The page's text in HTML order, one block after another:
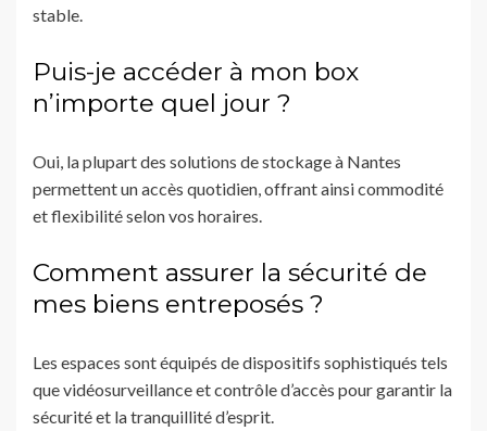
stable.
Puis-je accéder à mon box
n’importe quel jour ?
Oui, la plupart des solutions de stockage à Nantes
permettent un accès quotidien, offrant ainsi commodité
et flexibilité selon vos horaires.
Comment assurer la sécurité de
mes biens entreposés ?
Les espaces sont équipés de dispositifs sophistiqués tels
que vidéosurveillance et contrôle d’accès pour garantir la
sécurité et la tranquillité d’esprit.